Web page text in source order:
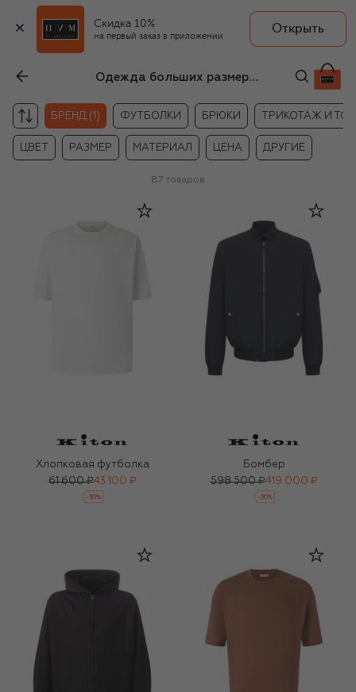
Скидка 10%
на первый заказ в приложении
Открыть
Одежда больших размеров для мужчин Kiton
БРЕНД (1) ФУТБОЛКИ БРЮКИ ТРИКОТАЖ И
ЦВЕТ РАЗМЕР МАТЕРИАЛ ЦЕНА ДРУГИЕ
87 товаров
Хлопковая футболка
61 600 ₽43 100 ₽
-30%
Бомбер
598 500 ₽419 000 ₽
-30%